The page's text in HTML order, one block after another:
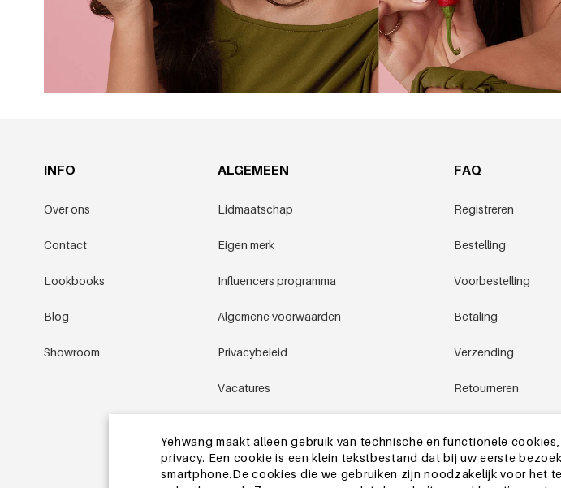
Yehwang maakt alleen gebruik van technische en functionele
privacy. Een cookie is een klein tekstbestand dat bij uw eerste
smartphone.De cookies die we gebruiken zijn noodzakelijk voor het
INFO
Over ons
Contact
Lookbooks
Blog
Showroom
ALGEMEEN
Lidmaatschap
Eigen merk
Influencers programma
Algemene voorwaarden
Privacybeleid
Vacatures
Sitemap
FAQ
Registreren
Bestelling
Voorbestelling
Betaling
Verzending
Retourneren
Andere vragen